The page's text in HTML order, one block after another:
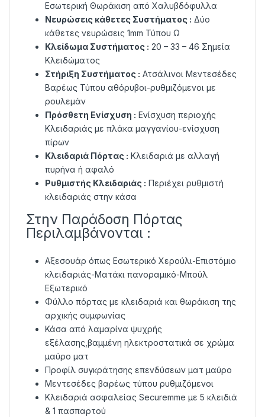
Εσωτερική Θωράκιση από Χαλυβδόφυλλα
Νευρώσεις κάθετες Συστήματος : Δύο
κάθετες νευρώσεις 1mm Τύπου Ω
Κλείδωμα Συστήματος : 20 – 33 – 46 Σημεία
Κλειδώματος
Στήριξη Συστήματος : Ατσάλινοι Μεντεσέδες
Βαρέως Τύπου αθόρυβοι-ρυθμιζόμενοι με
ρουλεμάν
Πρόσθετη Ενίσχυση : Ενίσχυση περιοχής
Κλειδαριάς με πλάκα μαγγανίου-ενίσχυση
πίρων
Κλειδαριά Πόρτας : Κλειδαριά με αλλαγή
πυρήνα ή αφαλό
Ρυθμιστής Κλειδαριάς : Περιέχει ρυθμιστή
κλειδαριάς στην κάσα
Στην Παράδοση Πόρτας
Περιλαμβάνονται :
Αξεσουάρ όπως Εσωτερικό Χερούλι-Επιστόμιο
κλειδαριάς-Ματάκι πανοραμικό-Μπούλ
Εξωτερικό
Φύλλο πόρτας με κλειδαριά και θωράκιση της
αρχικής συμφωνίας
Κάσα από λαμαρίνα ψυχρής
εξέλασης,βαμμένη ηλεκτροστατικά σε χρώμα
μαύρο ματ
Προφίλ συγκράτησης επενδύσεων ματ μαύρο
Μεντεσέδες βαρέως τύπου ρυθμιζόμενοι
Κλειδαριά ασφαλείας Securemme με 5 κλειδιά
& 1 πασπαρτού